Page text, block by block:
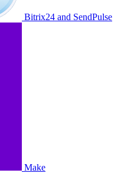
Bitrix24 and SendPulse
Make